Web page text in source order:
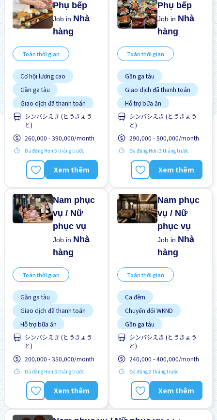
Phụ bếp
Job in Nhà
hàng
Toàn thời gian
Cơ hội lương cao
Gần ga tàu
Giao dịch đã thanh toán
Hỗ trợ bữa ăn
Hỗ trợ di dời
Lao động người nước
ngoài
Ưu tiên nam giới
シンバシえき (とうきょう
と)
260,000 - 390,000/month
Đã đăng Hơn 3 tháng trước
Xem thêm
Phụ bếp
Job in Nhà
hàng
Toàn thời gian
Gần ga tàu
Giao dịch đã thanh toán
Hỗ trợ bữa ăn
Hỗ trợ di dời
Không cần kinh nghiệm
Lao động người nước
ngoài
Ưu tiên nữ giới
シンバシえき (とうきょう
と)
290,000 - 500,000/month
Đã đăng Hơn 3 tháng trước
Xem thêm
Nam phục
vụ / Nữ
phục vụ
Job in Nhà
hàng
Toàn thời gian
Gần ga tàu
Giao dịch đã thanh toán
Hỗ trợ bữa ăn
Lao động người nước
ngoài
Ưu tiên nam giới
Ưu tiên nữ giới
シンバシえき (とうきょう
と)
200,000 - 350,000/month
Đã đăng Hơn 3 tháng trước
Xem thêm
Nam phục
vụ / Nữ
phục vụ
Job in Nhà
hàng
Toàn thời gian
Ca đêm
Chuyển đổi WKND
Gần ga tàu
Giao dịch đã thanh toán
Hỗ trợ bữa ăn
Lao động người nước
ngoài
Ưu tiên nam giới
シンバシえき (とうきょう
と)
240,000 - 400,000/month
Đã đăng 2 tháng trước
Xem thêm